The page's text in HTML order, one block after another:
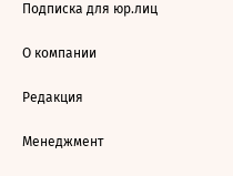
Подписка для юр.лиц
О компании
Редакция
Менеджмент